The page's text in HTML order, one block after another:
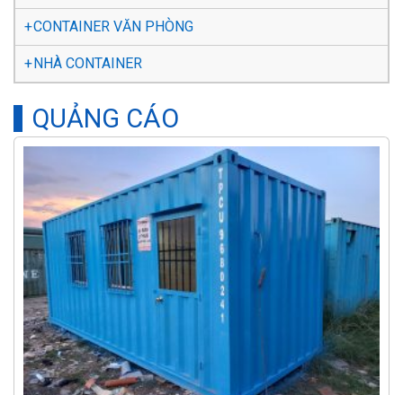
CONTAINER VĂN PHÒNG
NHÀ CONTAINER
QUẢNG CÁO